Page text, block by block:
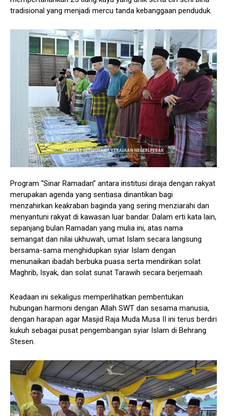
tradisional yang menjadi mercu tanda kebanggaan penduduk.
Program “Sinar Ramadan” antara institusi diraja dengan rakyat
merupakan agenda yang sentiasa dinantikan bagi
menzahirkan keakraban baginda yang sering menziarahi dan
menyantuni rakyat di kawasan luar bandar. Dalam erti kata lain,
sepanjang bulan Ramadan yang mulia ini, atas nama
semangat dan nilai ukhuwah, umat Islam secara langsung
bersama-sama menghidupkan syiar Islam dengan
menunaikan ibadah berbuka puasa serta mendirikan solat
Maghrib, Isyak, dan solat sunat Tarawih secara berjemaah.
Keadaan ini sekaligus memperlihatkan pembentukan
hubungan harmoni dengan Allah SWT dan sesama manusia,
dengan harapan agar Masjid Raja Muda Musa II ini terus berdiri
kukuh sebagai pusat pengembangan syiar Islam di Behrang
Stesen.